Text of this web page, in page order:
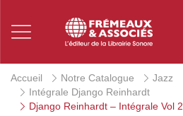
Accueil Notre Catalogue
Jazz
Intégrale Django Reinhardt
Django Reinhardt – Intégrale Vol 2